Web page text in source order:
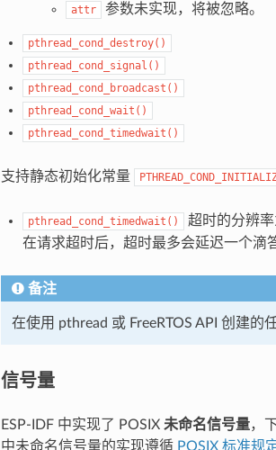
attr 参数未实现，将被忽略。
pthread_cond_destroy()
pthread_cond_signal()
pthread_cond_broadcast()
pthread_cond_wait()
pthread_cond_timedwait()
支持静态初始化常量
pthread_cond_timedwait() 超时的分辨
在请求超时后，超时最多会延迟一个滴
备注
在使用 pthread 或 FreeRTOS API 创建的
信号量
ESP-IDF 中实现了 POSIX 未命名信号量，
中未命名信号量的实现遵循 POSIX 标准规